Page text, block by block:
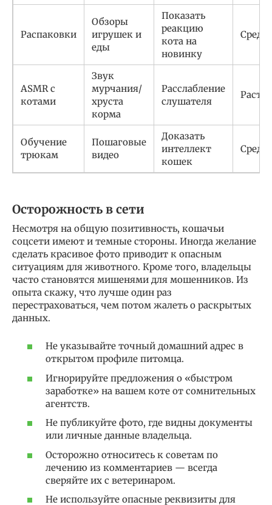
Распаковки
Обзоры
игрушек и
еды
Показать
реакцию
кота на
новинку
ASMR с
котами
Звук
мурчания/
хруста
корма
Расслабление
слушателя
Обучение
трюкам
Пошаговые
видео
Доказать
интеллект
кошек
Осторожность в сети
Несмотря на общую позитивность, кошачьи
соцсети имеют и темные стороны. Иногда желание
сделать красивое фото приводит к опасным
ситуациям для животного. Кроме того, владельцы
часто становятся мишенями для мошенников. Из
опыта скажу, что лучше один раз
перестраховаться, чем потом жалеть о раскрытых
данных.
Не указывайте точный домашний адрес в
открытом профиле питомца.
Игнорируйте предложения о «быстром
заработке» на вашем коте от сомнительных
агентств.
Не публикуйте фото, где видны документы
или личные данные владельца.
Осторожно относитесь к советам по
лечению из комментариев — всегда
сверяйте их с ветеринаром.
Не используйте опасные реквизиты для